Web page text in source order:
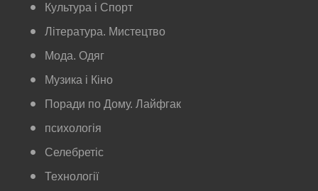
Культура і Спорт
Література. Мистецтво
Мода. Одяг
Музика і Кіно
Поради по Дому. Лайфгак
психологія
Селебретіс
Технології